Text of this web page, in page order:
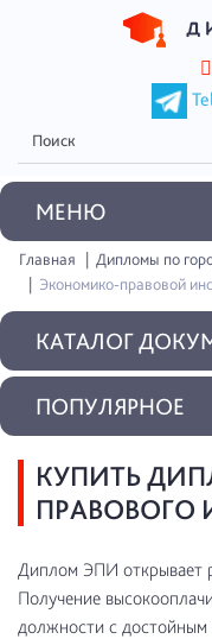
MEНЮ
Главная Дипломы по
Экономико-правовой
КАТАЛОГ
КУПИТЬ
ПРАВОВОГО
Диплом ЭПИ открывает
Получение
должности с достойным
ПОПУЛЯРНОЕ